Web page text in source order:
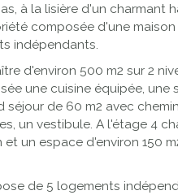
à la lisière d'un charmant
composée d'une
indépendants.
d'environ 500 m2 sur 2
une cuisine équipée, une
séjour de 60 m2 avec
un vestibule. A l'étage 4
et un espace d'environ 150
de 5 logements